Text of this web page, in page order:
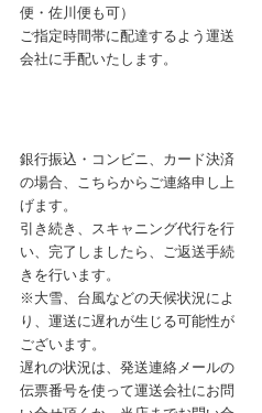
便・佐川便も可）
ご指定時間帯に配達するよう運送
会社に手配いたします。
銀行振込・コンビニ、カード決済
の場合、こちらからご連絡申し上
げます。
引き続き、スキャニング代行を行
い、完了しましたら、ご返送手続
きを行います。
※大雪、台風などの天候状況によ
り、運送に遅れが生じる可能性が
ございます。
遅れの状況は、発送連絡メールの
伝票番号を使って運送会社にお問